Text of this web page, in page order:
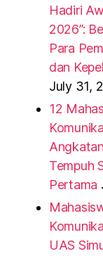
Hadiri
2026”:
Para
dan
July 31,
12
Tempuh
Pertama
UAS